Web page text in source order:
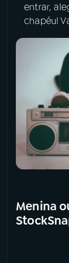
entrar,
chapéu!
Menina